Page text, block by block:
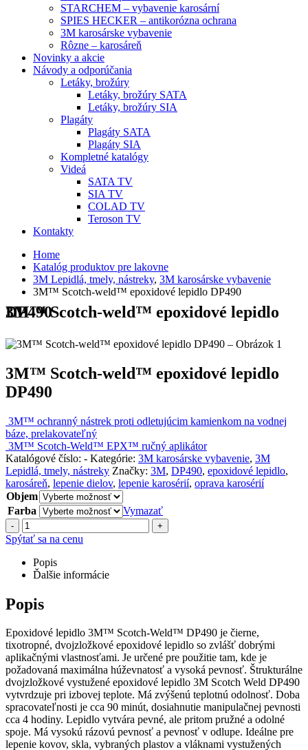
STARCHEM – vybavenie karosární
SPIES HECKER – antikorózna ochrana
3M karosárske vybavenie
Rôzne – karosáreň
Novinky a akcie
Návody a odporúčania
Letáky, brožúry
Letáky, brožúry SATA
Letáky, brožúry SIA
Plagáty
Plagáty SATA
Plagáty SIA
Kompletné katalógy
Videá
SATA TV
SIA TV
COLAD TV
Teroson TV
Kontakty
Home
Katalóg produktov pre lakovne
3M Lepidlá, tmely, nástreky, 3M karosárske vybavenie
3M™ Scotch-weld™ epoxidové lepidlo DP490
3M™ Scotch-weld™ epoxidové lepidlo DP490
3M™ Scotch-weld™ epoxidové lepidlo
DP490
3M™ ochranný nástrek proti odletujúcim kamienkom na vodnej
báze, prelakovateľný
3M™ Scotch-Weld™ EPX™ ručný aplikátor
Katalógové číslo: - Kategórie: 3M karosárske vybavenie, 3M
Lepidlá, tmely, nástreky Značky: 3M, DP490, epoxidové lepidlo,
karosáreň, lepenie dielov, lepenie karosérií, oprava karosérií
Objem
Farba
Vymazať
- +
Spýtať sa na cenu
Popis
Ďalšie informácie
Popis
Epoxidové lepidlo 3M™ Scotch-Weld™ DP490 je čierne,
tixotropné, dvojzložkové epoxidové lepidlo so zvlášť dobrými
aplikačnými vlastnosťami. Je určené pre použitie tam, kde je
požadovaná maximálna húževnatosť a vysoká pevnosť. Štrukturálne
dvojzložkové vystužené epoxidové lepidlo 3M Scotch Weld DP490
vytvrdzuje pri izbovej teplote. Má zvýšenú teplotnú odolnosť. Doba
spracovateľnosti je cca 90 minút, dosiahnutie manipulačnej pevnosti
cca 4 hodiny. Lepidlo vytvára pevné, ale pritom pružné a odolné
spoje. Má vysokú rázovú pevnosť a pevnosť v odlupe. Ideálne pre
lepenie kovov, skla, vybraných plastov a vláknami vystužených